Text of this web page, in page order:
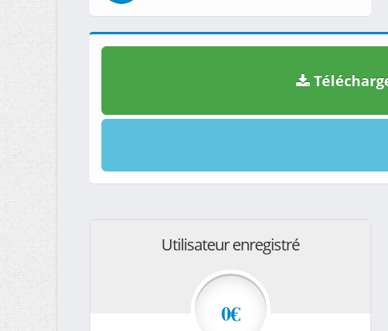
Utilisateur enregistré
0€